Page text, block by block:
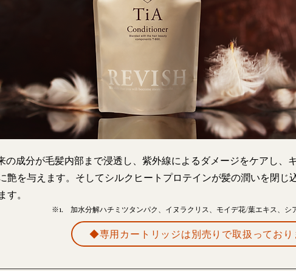
の成分が毛髪内部まで浸透し、紫外線によるダメージをケアし、
艶を与えます。そしてシルクヒートプロテインが髪の潤いを閉じ
。
※1. 加水分解ハチミツタンパク、イヌラクリス、モイデ花/葉エキス、シ
◆専用カートリッジは別売りで取扱っており